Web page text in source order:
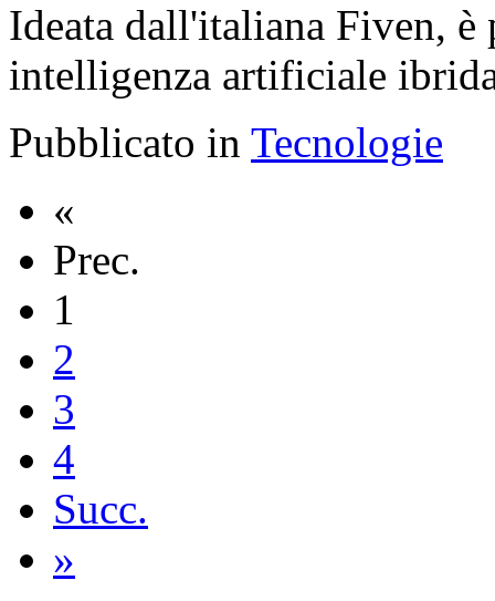
Ideata dall'italiana Fiven,
intelligenza artificiale
Pubblicato in Tecnologie
«
Prec.
1
2
3
4
Succ.
»